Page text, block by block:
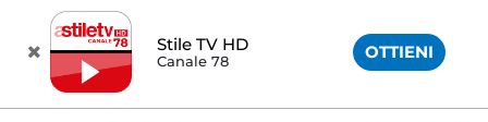
Stile TV HD
Canale 78 OTTIENI